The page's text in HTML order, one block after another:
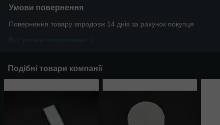
Умови повернення
Повернення товару впродовж 14 днів за рахунок покупця
Подібні товари компанії